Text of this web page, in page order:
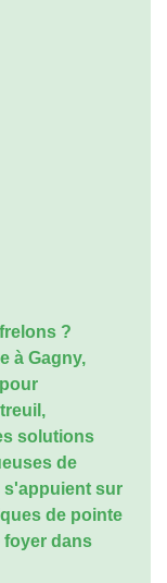
?
à Gagny,
,
solutions
de
s'appuient sur
de pointe
foyer dans